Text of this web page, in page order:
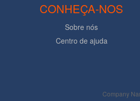
CONHEÇA-NOS
Sobre nós
Centro de ajuda
Company